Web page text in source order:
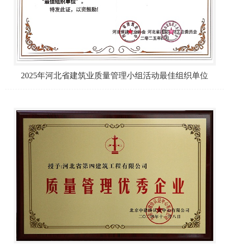
2025年河北省建筑业质量管理小组活动最佳组织单位